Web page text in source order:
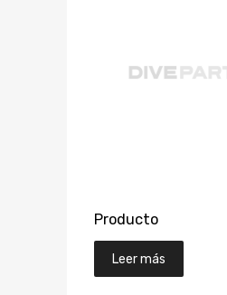
Producto
Leer más